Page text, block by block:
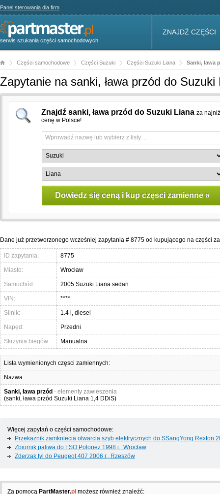
Panel sterowania dla firm
serwis szukania części samochodowych
ZNAJDŹ CZĘŚCI
Części samochodowe Części Suzuki Części Suzuki Liana Sanki, ława
Zapytanie na sanki, ława przód do
Znajdź sanki, ława przód do Suzuki Liana za
cenę w Polsce!
Dane już przetworzonego wcześniej zapytania # 8775 od kupującego na części
ID zapytania: 8775
Miasto: Wrocław
Samochód: 2005 Suzuki Liana sedan
VIN: ****
Silnik: 1.4 l, diesel
Napęd: Przedni
Skrzynia biegów: Manualna
Lista wymienionych częsci zamiennych:
Nazwa
Sanki, ława przód - elementy zawieszenia
(sanki, ława przód Suzuki Liana 1,4 DDiS)
Więcej zapytań o części samochodowe:
Przekaznik zamkniecia otwarcia szyb elektrycznych do SSangYong Rexton
Zbiornik paliwa do FSO Polonez 1998 г., Wrocław
Zderzak tyl do Peugeot 407 2006 г., Rzeszów
Za pomocą PartMaster.pl możesz również znaleźć: